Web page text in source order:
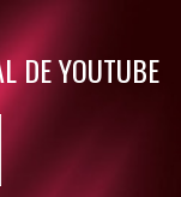
DE YOUTUBE